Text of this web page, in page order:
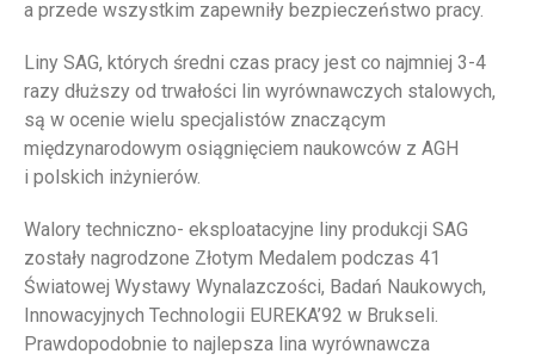
a przede wszystkim zapewniły bezpieczeństwo pracy.
Liny SAG, których średni czas pracy jest co najmniej 3-4
razy dłuższy od trwałości lin wyrównawczych stalowych,
są w ocenie wielu specjalistów znaczącym
międzynarodowym osiągnięciem naukowców z AGH
i polskich inżynierów.
Walory techniczno- eksploatacyjne liny produkcji SAG
zostały nagrodzone Złotym Medalem podczas 41
Światowej Wystawy Wynalazczości, Badań Naukowych,
Innowacyjnych Technologii EUREKA’92 w Brukseli.
Prawdopodobnie to najlepsza lina wyrównawcza